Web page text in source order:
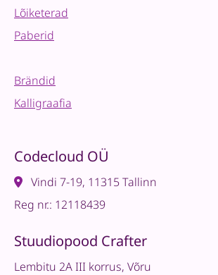
Lõiketerad
Paberid
Brändid
Kalligraafia
Codecloud OÜ
Vindi 7-19, 11315 Tallinn
Reg nr.: 12118439
Stuudiopood Crafter
Lembitu 2A III korrus, Võru